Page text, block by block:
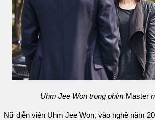
Uhm Jee Won trong phim Master
Nữ diễn viên Uhm Jee Won, vào nghề năm